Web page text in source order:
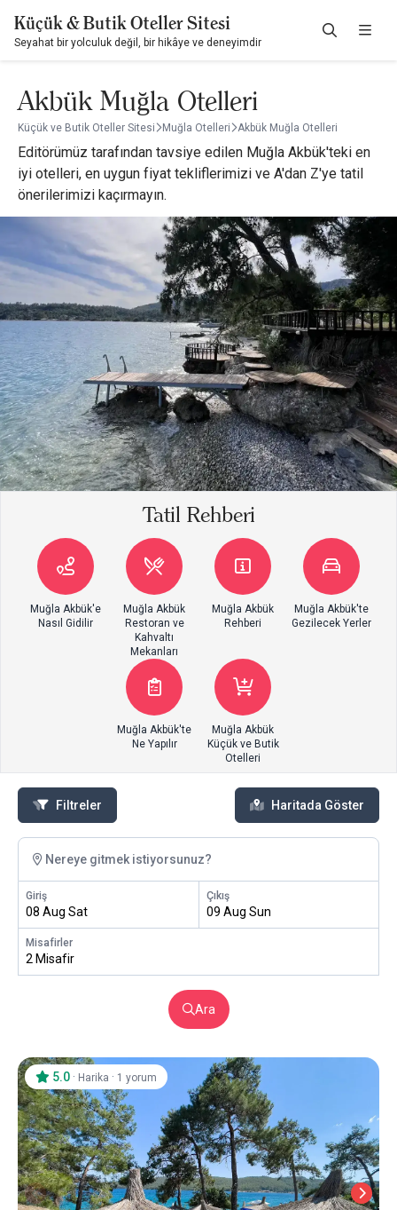
Küçük & Butik Oteller Sitesi
Seyahat bir yolculuk değil, bir hikâye ve deneyimdir
Akbük Muğla Otelleri
Küçük ve Butik Oteller Sitesi Muğla Otelleri Akbük Muğla Otelleri
Editörümüz tarafından tavsiye edilen Muğla Akbük'teki en
iyi otelleri, en uygun fiyat tekliflerimizi ve A'dan Z'ye tatil
önerilerimizi kaçırmayın.
Tatil Rehberi
Muğla Akbük'e
Nasıl Gidilir
Muğla Akbük
Restoran ve
Kahvaltı
Mekanları
Muğla Akbük
Rehberi
Muğla Akbük'te
Gezilecek Yerler
Muğla Akbük'te
Ne Yapılır
Muğla Akbük
Küçük ve Butik
Otelleri
Filtreler Haritada Göster
Nereye gitmek istiyorsunuz?
Giriş
08 Aug Sat
Çıkış
09 Aug Sun
Misafirler
2 Misafir
Ara
5.0 · Harika · 1 yorum